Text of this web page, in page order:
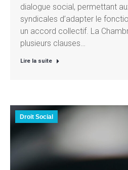
dialogue social, permettant
syndicales d’adapter le
un accord collectif. La
plusieurs clauses…
Lire la suite
Droit Social